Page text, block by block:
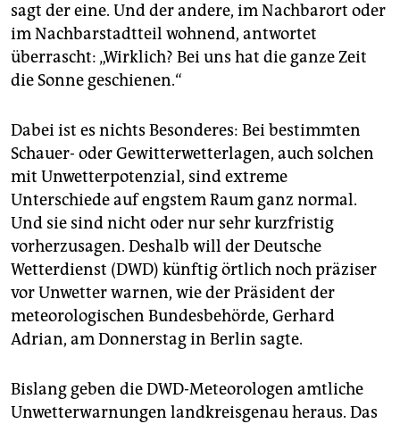
unterstützen
abo
genossenschaft
epaper login
sagt der eine. Und der andere, im Nachbarort oder
im Nachbarstadtteil wohnend, antwortet
überrascht: „Wirklich? Bei uns hat die ganze Zeit
die Sonne geschienen.“
Dabei ist es nichts Besonderes: Bei bestimmten
Schauer- oder Gewitterwetterlagen, auch solchen
mit Unwetterpotenzial, sind extreme
Unterschiede auf engstem Raum ganz normal.
Und sie sind nicht oder nur sehr kurzfristig
vorherzusagen. Deshalb will der Deutsche
Wetterdienst (DWD) künftig örtlich noch präziser
vor Unwetter warnen, wie der Präsident der
meteorologischen Bundesbehörde, Gerhard
Adrian, am Donnerstag in Berlin sagte.
Bislang geben die DWD-Meteorologen amtliche
Unwetterwarnungen landkreisgenau heraus. Das